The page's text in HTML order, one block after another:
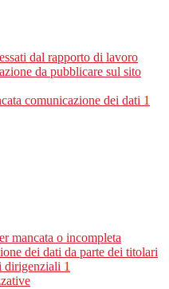
dal rapporto di lavoro
da pubblicare sul sito
comunicazione dei dati 1
mancata o incompleta
dei dati da parte dei titolari
dirigenziali 1